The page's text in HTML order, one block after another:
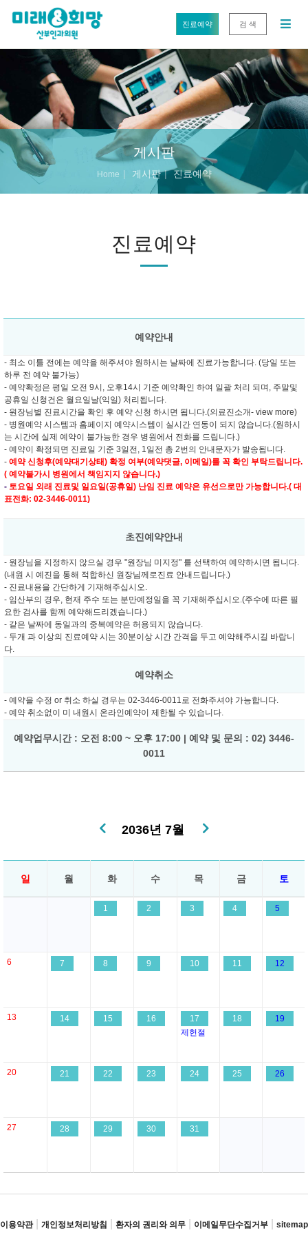
진료예약 검 색
게시판
Home 게시판 진료예약
진료예약
예약안내
- 최소 이틀 전에는 예약을 해주셔야 원하시는 날짜에 진료가능합니다. (당일 또는
하루 전 예약 불가능)
- 예약확정은 평일 오전 9시, 오후14시 기준 예약확인 하여 일괄 처리 되며, 주말및
공휴일 신청건은 월요일날(익일) 처리됩니다.
- 원장님별 진료시간을 확인 후 예약 신청 하시면 됩니다.(의료진소개- view more)
- 병원예약 시스템과 홈페이지 예약시스템이 실시간 연동이 되지 않습니다.(원하시
는 시간에 실제 예약이 불가능한 경우 병원에서 전화를 드립니다.)
- 예약이 확정되면 진료일 기준 3일전, 1일전 총 2번의 안내문자가 발송됩니다.
- 예약 신청후(예약대기상태) 확정 여부(예약댓글, 이메일)를 꼭 확인 부탁드립니다.
( 예약불가시 병원에서 책임지지 않습니다.)
- 토요일 외래 진료및 일요일(공휴일) 난임 진료 예약은 유선으로만 가능합니다.( 대
표전화: 02-3446-0011)
초진예약안내
- 원장님을 지정하지 않으실 경우 "원장님 미지정" 를 선택하여 예약하시면 됩니다.
(내원 시 예진을 통해 적합하신 원장님께로진료 안내드립니다.)
- 진료내용을 간단하게 기재해주십시오.
- 임산부의 경우, 현재 주수 또는 분만예정일을 꼭 기재해주십시오.(주수에 따른 필
요한 검사를 함께 예약해드리겠습니다.)
- 같은 날짜에 동일과의 중복예약은 허용되지 않습니다.
- 두개 과 이상의 진료예약 시는 30분이상 시간 간격을 두고 예약해주시길 바랍니
다.
예약취소
- 예약을 수정 or 취소 하실 경우는 02-3446-0011로 전화주셔야 가능합니다.
- 예약 취소없이 미 내원시 온라인예약이 제한될 수 있습니다.
예약업무시간 : 오전 8:00 ~ 오후 17:00 | 예약 및 문의 : 02) 3446-
0011
2036년 7월
일 월 화 수 목 금 토
1 2 3 4 5
6 7 8 9 10 11 12
13 14 15 16 17
제헌절
18 19
20 21 22 23 24 25 26
27 28 29 30 31
이용약관 개인정보처리방침 환자의 권리와 의무 이메일무단수집거부 sitemap